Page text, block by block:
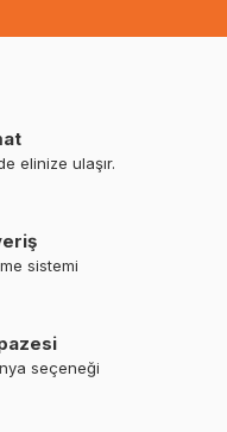
elinize ulaşır.
sistemi
seçeneği